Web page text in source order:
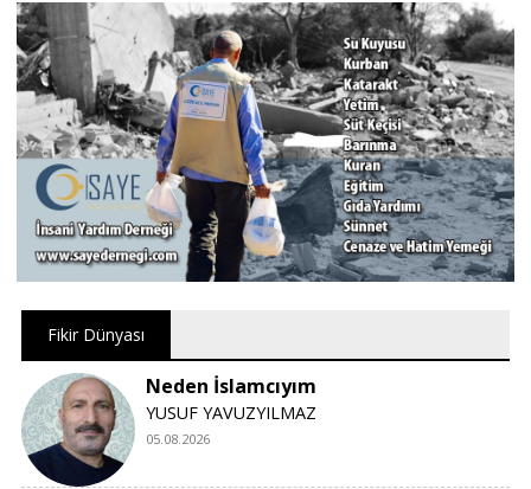
Fikir Dünyası
Neden İslamcıyım
YUSUF YAVUZYILMAZ
05.08.2026